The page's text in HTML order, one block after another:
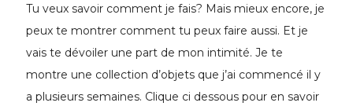
Tu veux savoir comment je fais? Mais mieux encore, je
peux te montrer comment tu peux faire aussi. Et je
vais te dévoiler une part de mon intimité. Je te
montre une collection d’objets que j’ai commencé il y
a plusieurs semaines. Clique ci dessous pour en savoir